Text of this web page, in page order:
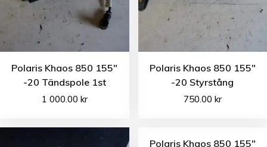
Polaris Khaos 850 155″
-20 Tändspole 1st
1 000.00 kr
Polaris Khaos 850 155″
-20 Styrstång
750.00 kr
Polaris Khaos 850 155″